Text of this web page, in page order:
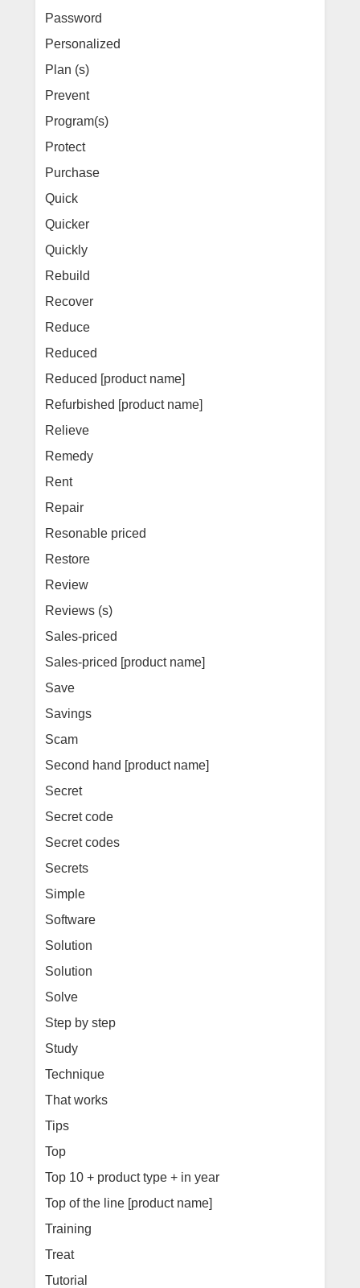
Password
Personalized
Plan (s)
Prevent
Program(s)
Protect
Purchase
Quick
Quicker
Quickly
Rebuild
Recover
Reduce
Reduced
Reduced [product name]
Refurbished [product name]
Relieve
Remedy
Rent
Repair
Resonable priced
Restore
Review
Reviews (s)
Sales-priced
Sales-priced [product name]
Save
Savings
Scam
Second hand [product name]
Secret
Secret code
Secret codes
Secrets
Simple
Software
Solution
Solution
Solve
Step by step
Study
Technique
That works
Tips
Top
Top 10 + product type + in year
Top of the line [product name]
Training
Treat
Tutorial